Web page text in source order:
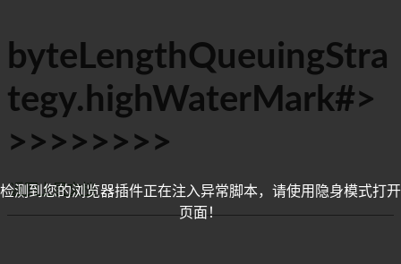
byteLengthQueuingStra
tegy.highWaterMark#>
>>>>>>>>
返回上层文档
检测到您的浏览器插件正在注入异常脚本，请使用隐身模式打开
页面！